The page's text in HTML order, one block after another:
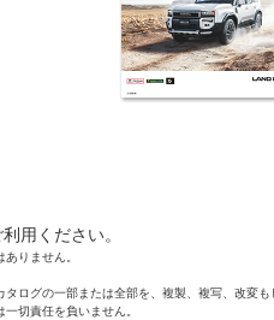
用ください。
りません。
ログの一部または全部を、複製、複写、改変も
切責任を負いません。